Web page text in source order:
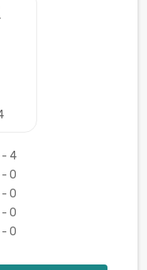
- 4
- 0
- 0
- 0
- 0